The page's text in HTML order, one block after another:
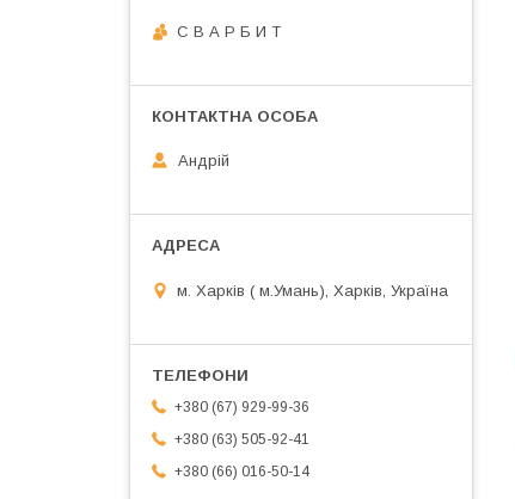
С В А Р Б И Т
Андрій
м. Харків ( м.Умань), Харків, Україна
+380 (67) 929-99-36
+380 (63) 505-92-41
+380 (66) 016-50-14